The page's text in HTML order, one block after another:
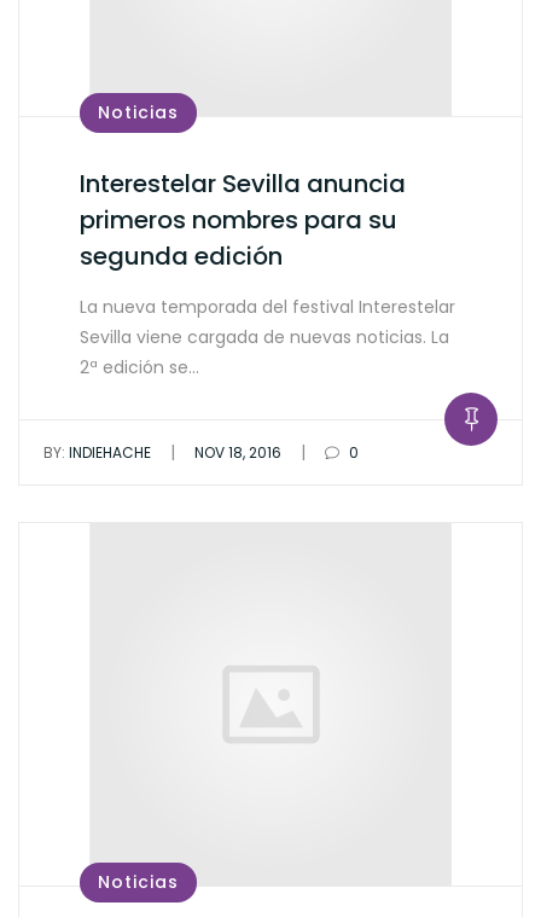
Noticias
Interestelar Sevilla anuncia
primeros nombres para su
segunda edición
La nueva temporada del festival Interestelar
Sevilla viene cargada de nuevas noticias. La
2ª edición se…
BY: INDIEHACHE | NOV 18, 2016 | 0
Noticias